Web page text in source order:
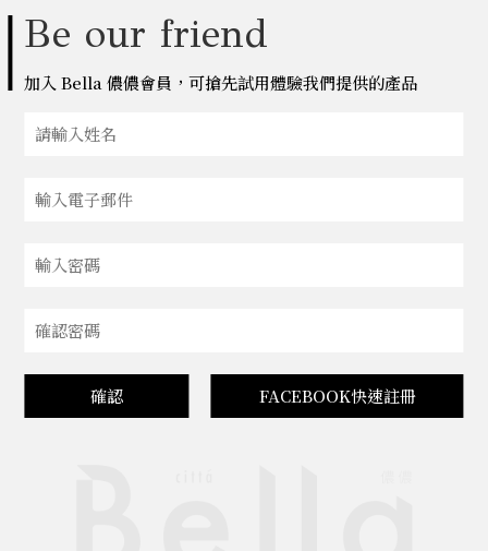
Be our friend
加入 Bella 儂儂會員，可搶先試用體驗我們提供的產品
確認 FACEBOOK快速註冊